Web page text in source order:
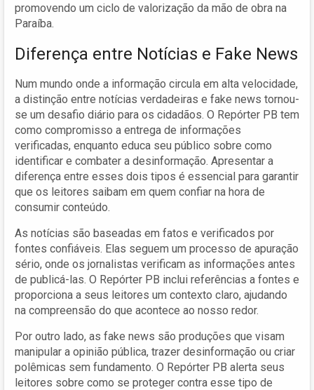
promovendo um ciclo de valorização da mão de obra na
Paraíba.
Diferença entre Notícias e Fake News
Num mundo onde a informação circula em alta velocidade,
a distinção entre notícias verdadeiras e fake news tornou-
se um desafio diário para os cidadãos. O Repórter PB tem
como compromisso a entrega de informações
verificadas, enquanto educa seu público sobre como
identificar e combater a desinformação. Apresentar a
diferença entre esses dois tipos é essencial para garantir
que os leitores saibam em quem confiar na hora de
consumir conteúdo.
As notícias são baseadas em fatos e verificados por
fontes confiáveis. Elas seguem um processo de apuração
sério, onde os jornalistas verificam as informações antes
de publicá-las. O Repórter PB inclui referências a fontes e
proporciona a seus leitores um contexto claro, ajudando
na compreensão do que acontece ao nosso redor.
Por outro lado, as fake news são produções que visam
manipular a opinião pública, trazer desinformação ou criar
polêmicas sem fundamento. O Repórter PB alerta seus
leitores sobre como se proteger contra esse tipo de